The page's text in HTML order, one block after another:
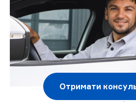
Отримати